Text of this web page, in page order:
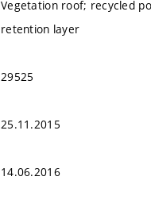
Vegetation roof; recycled
retention layer
29525
25.11.2015
14.06.2016